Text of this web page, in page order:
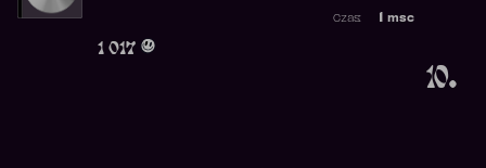
10.
1 017
msc
Czas: